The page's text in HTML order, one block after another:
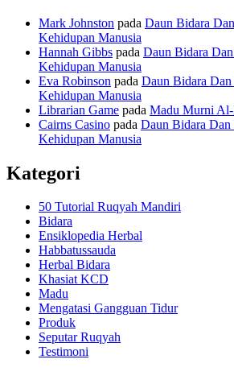
Mark Johnston pada Daun Bidara
Kehidupan Manusia
Hannah Gibbs pada Daun Bidara
Kehidupan Manusia
Eva Robinson pada Daun Bidara
Kehidupan Manusia
Librarian Game pada Madu Murni
Cairns Casino pada Daun Bidara
Kehidupan Manusia
Kategori
50 Tutorial Ruqyah Mandiri
Bidara
Ensiklopedia Herbal
Habbatussauda
Herbal Bidara
Khasiat KCD
Madu
Mengatasi Gangguan Tidur
Produk
Seputar Ruqyah
Testimoni